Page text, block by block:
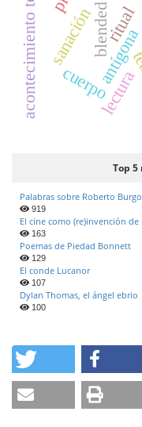
antígona
acontecimiento teatral sanación ritual
cuerpolectura
Top 5
Palabras sobre Roberto
919
El cine como (re)invención
163
Poemas de Piedad Bonnett
129
El conde Lucanor
107
Dylan Thomas, el ángel ebrio
100